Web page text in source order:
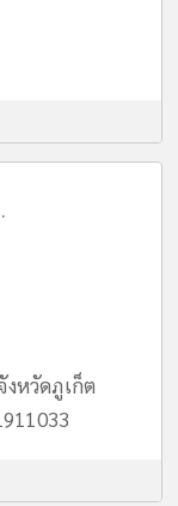
งหวัดภูเก็ต